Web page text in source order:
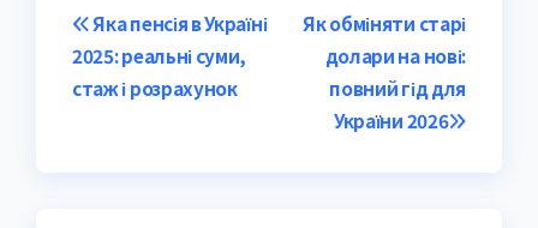
Post
navigation
Як обміняти старі
долари на нові:
повний гід для
України 2026
Яка пенсія в Україні
2025: реальні суми,
стаж і розрахунок